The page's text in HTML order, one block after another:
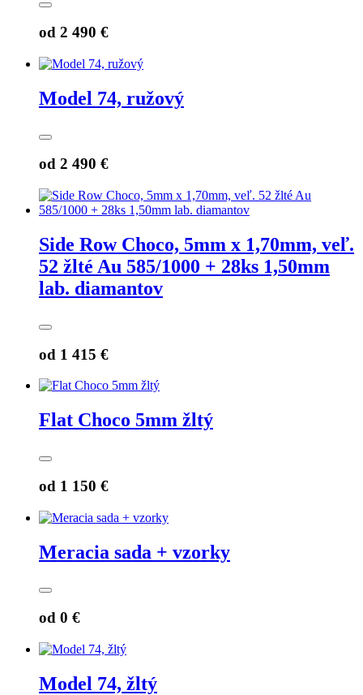
od 2 490 €
Model 74, ružový
od 2 490 €
Side Row Choco, 5mm x 1,70mm, veľ.
52 žlté Au 585/1000 + 28ks 1,50mm
lab. diamantov
od 1 415 €
Flat Choco 5mm žltý
od 1 150 €
Meracia sada + vzorky
od 0 €
Model 74, žltý